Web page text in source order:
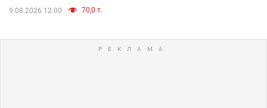
9.08.2026 12:00 70,0 т.